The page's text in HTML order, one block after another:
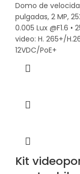
Domo de
pulgadas, 2 MP,
0.005 Lux @F1.6
video: H. 265+/
12VDC/PoE+
Kit